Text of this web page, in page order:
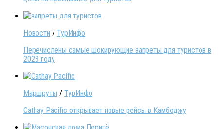
Новости / ТурИнфо
Перечислены самые шокирующие запреты для туристов в
2023 году
Маршруты / ТурИнфо
Cathay Pacific открывает новые рейсы в Камбоджу